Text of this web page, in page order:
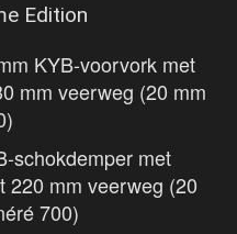
Edition
KYB-voorvork met
mm veerweg (20 mm
schokdemper met
220 mm veerweg (20
700)